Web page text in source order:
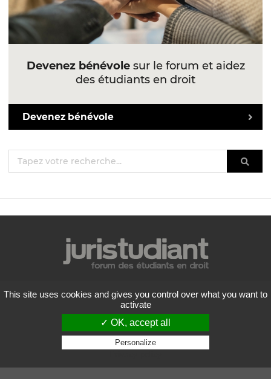
Devenez bénévolesur le forum et aidez
des étudiants en droit
Devenez bénévole
Mentions légales
Politique de confidentialité
Conditions générales d'utilisation
Liste des forums
Contactez-nous
Copyright
2026 Juristudiant.com - Tous droits réservés
This site uses cookies and gives you control over what you want to
activate
✓ OK, accept all
Personalize